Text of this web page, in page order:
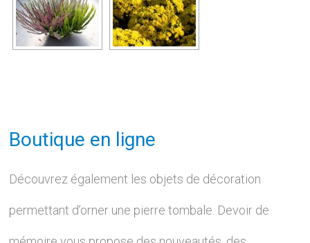
Boutique en ligne
Découvrez également les objets de décoration
permettant d’orner une pierre tombale. Devoir de